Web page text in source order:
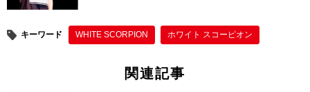
キーワード WHITE SCORPION ホワイト スコーピオン
関連記事